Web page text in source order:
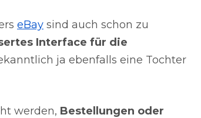
eBay sind auch schon zu
Interface für die
ja ebenfalls eine Tochter
werden, Bestellungen oder